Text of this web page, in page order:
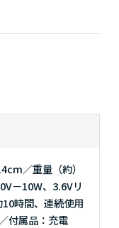
／重量（約）
－10W、3.6Vリ
時間、連続使用
付属品：充電